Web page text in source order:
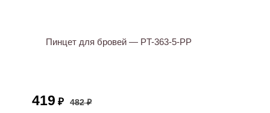
Пинцет для бровей — PT-363-5-PP
419 ₽ 482 ₽